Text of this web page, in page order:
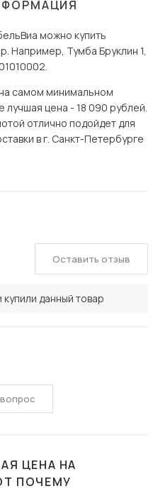
можно купить
Например, Тумба Бруклин 1,
самом минимальном
лучшая цена - 18 090 рублей.
отлично подойдет для
в г. Санкт-Петербурге
данный товар
Оставить отзыв
ЦЕНА НА
ПОЧЕМУ